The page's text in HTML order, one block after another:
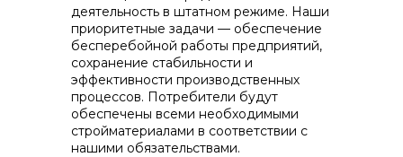
info@vostokcement.ru
деятельность в штатном режиме. Наши
приоритетные задачи — обеспечение
бесперебойной работы предприятий,
сохранение стабильности и
эффективности производственных
процессов. Потребители будут
обеспечены всеми необходимыми
стройматериалами в соответствии с
нашими обязательствами.